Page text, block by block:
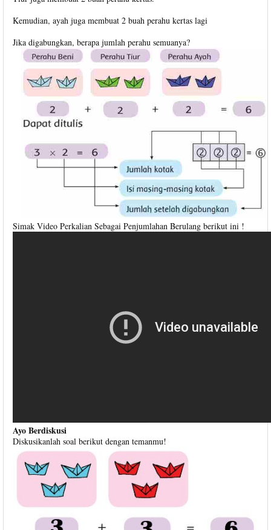
Kemudian, ayah juga membuat 2 buah perahu kertas lagi
Jika digabungkan, berapa jumlah perahu semuanya?
Simak Video Perkalian Sebagai Penjumlahan Berulang berikut ini !
Ayo Berdiskusi
Diskusikanlah soal berikut dengan temanmu!